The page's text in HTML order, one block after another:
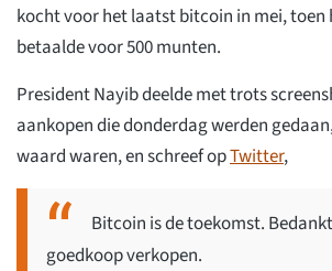
kocht voor het laatst bitcoin in mei, toen
betaalde voor 500 munten.
President Nayib deelde met trots
aankopen die donderdag werden
waard waren, en schreef opTwitter,
Bitcoin is de toekomst.
goedkoop verkopen.